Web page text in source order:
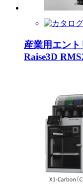
産業用エン
Raise3D